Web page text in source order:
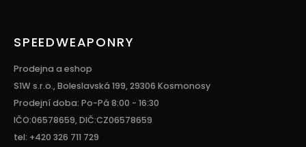
SPEEDWEAPONRY
Prodejna a eshop
S1W s.r.o., Boleslavská 199, 29306 Kosmonosy
Prodejní doba: Po-Pá 8:00 - 16:30
IČO:06578659, DIČ:CZ06578659
tel: +420 326 711 729